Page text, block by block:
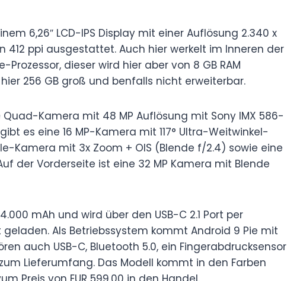
6,26″ LCD-IPS Display mit einer Auflösung 2.340 x
412 ppi ausgestattet. Auch hier werkelt im Inneren der
Prozessor, dieser wird hier aber von 8 GB RAM
256 GB groß und benfalls nicht erweiterbar.
Kamera mit 48 MP Auflösung mit Sony IMX 586-
es eine 16 MP-Kamera mit 117° Ultra-Weitwinkel-
Kamera mit 3x Zoom + OIS (Blende f/2.4) sowie eine
der Vorderseite ist eine 32 MP Kamera mit Blende
mAh und wird über den USB-C 2.1 Port per
Als Betriebssystem kommt Android 9 Pie mit
auch USB-C, Bluetooth 5.0, ein Fingerabdrucksensor
Lieferumfang. Das Modell kommt in den Farben